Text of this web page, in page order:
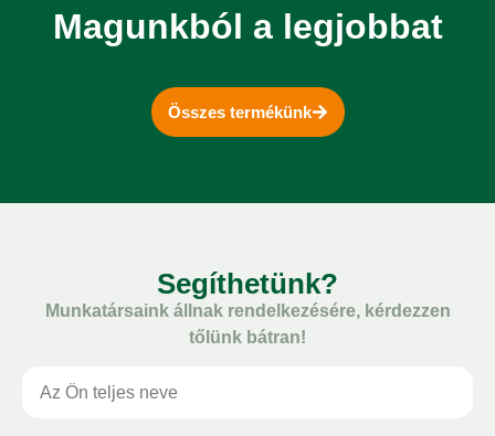
Magunkból a legjobbat
Összes termékünk
Segíthetünk?
Munkatársaink állnak rendelkezésére, kérdezzen
tőlünk bátran!